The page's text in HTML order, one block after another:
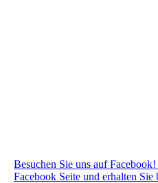
Besuchen Sie uns auf
Facebook Seite und erhalten Sie